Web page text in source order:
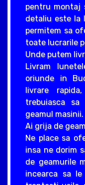
pentru montaj
detaliu este la
permitem sa
toate lucrarile
Unde putem
Livram
oriunde in
livrare
trebuiasca
geamul masinii.
Ai grija de
Ne place sa
insa ne dorim
de geamurile
incearca sa